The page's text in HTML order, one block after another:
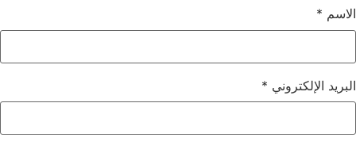
الاسم *
البريد الإلكتروني *